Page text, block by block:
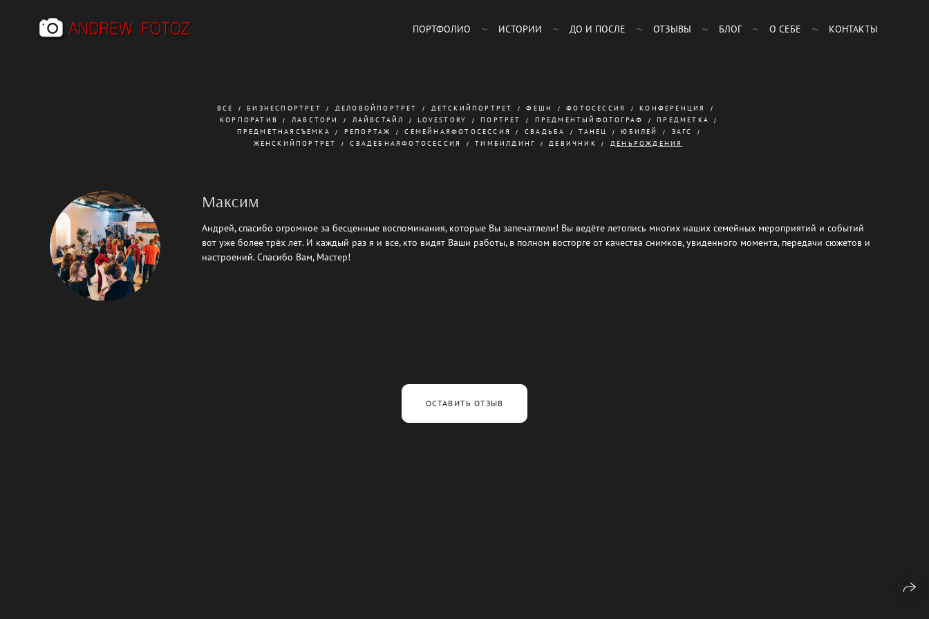
ПОРТФОЛИО ИСТОРИИ ДО И ПОСЛЕ ОТЗЫВЫ БЛОГ О СЕБЕ КОНТАКТЫ
ВСЕ БИЗНЕСПОРТРЕТ ДЕЛОВОЙПОРТРЕТ ДЕТСКИЙПОРТРЕТ ФЕШН ФОТОСЕССИЯ
КОНФЕРЕНЦИЯ
КОРПОРАТИВ
ЛАВСТОРИ ЛАЙВСТАЙЛ LOVESTORY ПОРТРЕТ ПРЕДМЕНТЫЙФОТОГРАФ
ПРЕДМЕТКА
ПРЕДМЕТНАЯСЪЕМКА
РЕПОРТАЖ СЕМЕЙНАЯФОТОСЕССИЯ СВАДЬБА ТАНЕЦ ЮБИЛЕЙ
ЗАГС
ЖЕНСКИЙПОРТРЕТ
СВАДЕБНАЯФОТОСЕССИЯ ТИМБИЛДИНГ ДЕВИЧНИК ДЕНЬРОЖДЕНИЯ
Максим
Андрей, спасибо огромное за бесценные воспоминания, которые Вы запечатлели! Вы ведёте летопись многих наших семейных мероприятий и событий
вот уже более трёх лет. И каждый раз я и все, кто видят Ваши работы, в полном восторге от качества снимков, увиденного момента, передачи сюжетов и
настроений. Спасибо Вам, Мастер!
ОСТАВИТЬ ОТЗЫВ